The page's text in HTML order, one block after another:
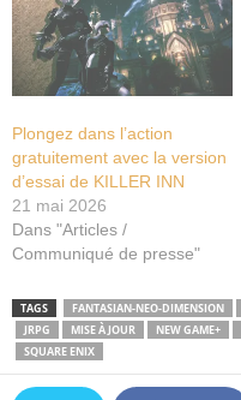
Plongez dans l’action
gratuitement avec la version
d’essai de KILLER INN
21 mai 2026
Dans "Articles /
Communiqué de presse"
TAGS FANTASIAN-NEO-DIMENSION
JRPG
MISE À JOUR NEW GAME+
SQUARE ENIX